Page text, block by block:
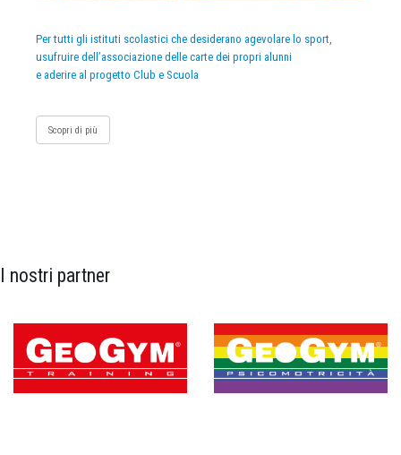
Per tutti gli istituti scolastici che desiderano agevolare lo sport,
usufruire dell’associazione delle carte dei propri alunni
e aderire al progetto Club e Scuola
Scopri di più
I nostri partner